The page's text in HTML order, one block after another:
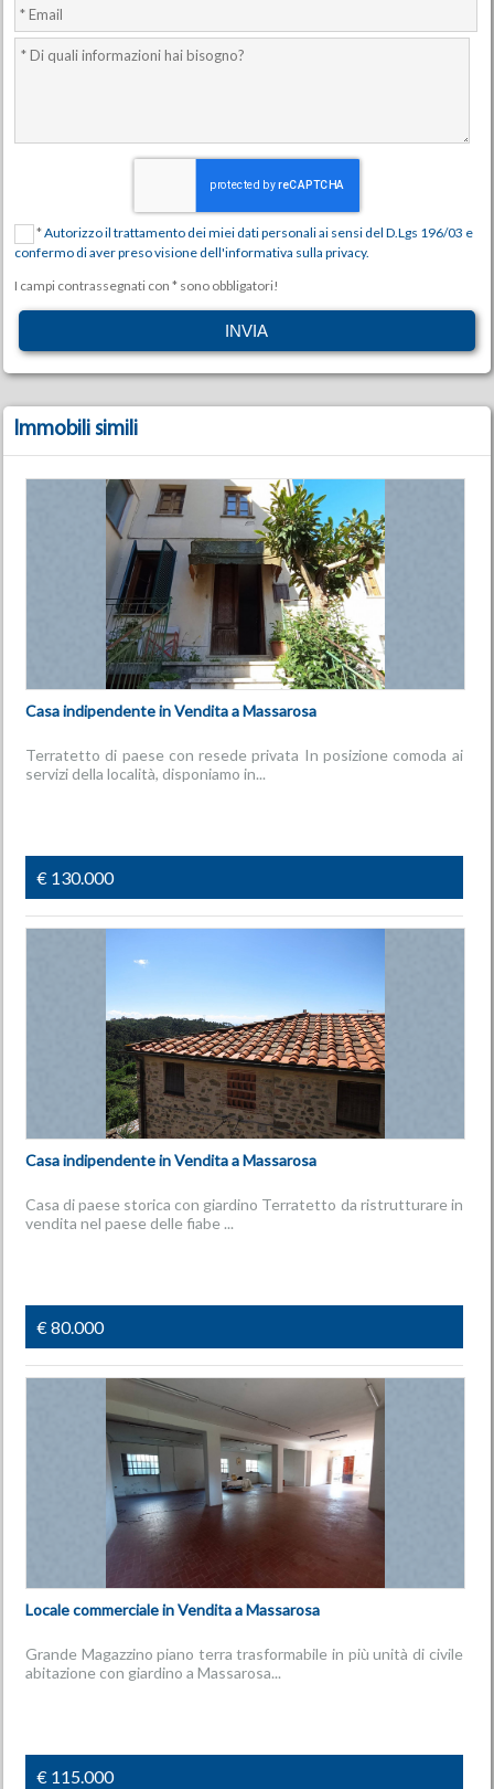
*Autorizzo il trattamento dei miei dati personali ai sensi del D.Lgs 196/03 e
confermo di aver preso visione dell'informativa sulla privacy.
I campi contrassegnati con * sono obbligatori!
Immobili simili
Casa indipendente in Vendita a Massarosa
Terratetto di paese con resede privata In posizione comoda ai
servizi della località, disponiamo in...
€ 130.000
Casa indipendente in Vendita a Massarosa
Casa di paese storica con giardino Terratetto da ristrutturare in
vendita nel paese delle fiabe ...
€ 80.000
Locale commerciale in Vendita a Massarosa
Grande Magazzino piano terra trasformabile in più unità di civile
abitazione con giardino a Massarosa...
€ 115.000